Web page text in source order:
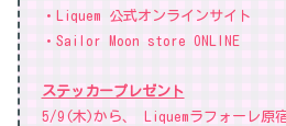
・Liquem 公式オンラインサイト
・Sailor Moon store ONLINE
ステッカープレゼント
5/9(木)から、 Liquemラフォーレ原